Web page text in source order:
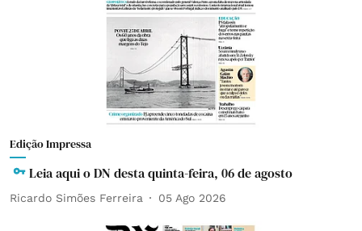
Edição Impressa
Leia aqui o DN desta quinta-feira, 06 de agosto
Ricardo Simões Ferreira 05 Ago 2026